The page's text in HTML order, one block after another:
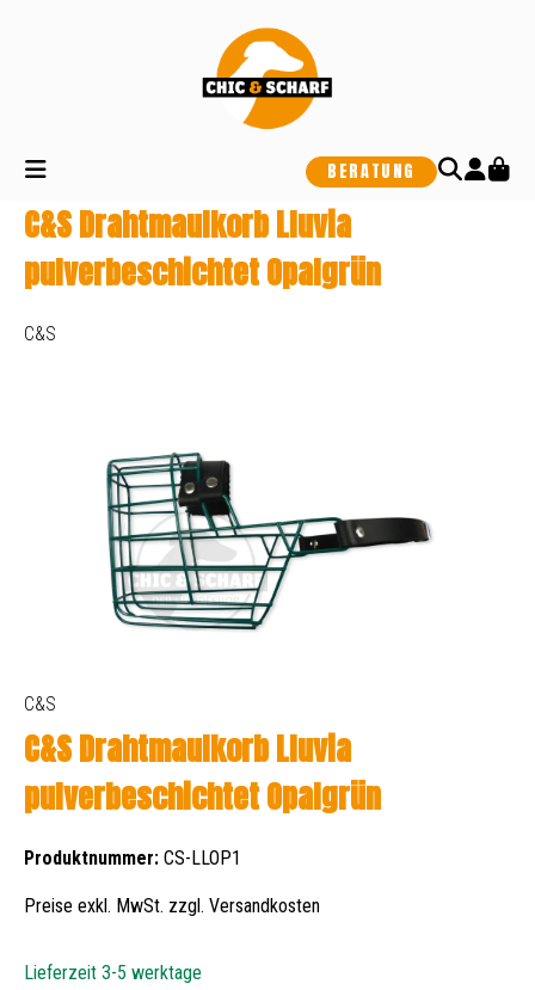
BERATUNG
C&S Drahtmaulkorb Lluvia
pulverbeschichtet Opalgrün
C&S
C&S
C&S Drahtmaulkorb Lluvia
pulverbeschichtet Opalgrün
Produktnummer: CS-LLOP1
Preise exkl. MwSt. zzgl. Versandkosten
Lieferzeit 3-5 werktage